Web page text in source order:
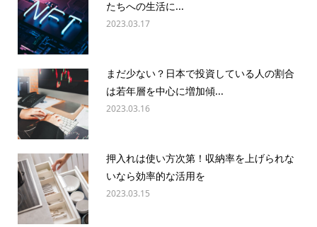
たちへの生活に...
2023.03.17
まだ少ない？日本で投資している人の割合
は若年層を中心に増加傾...
2023.03.16
押入れは使い方次第！収納率を上げられな
いなら効率的な活用を
2023.03.15